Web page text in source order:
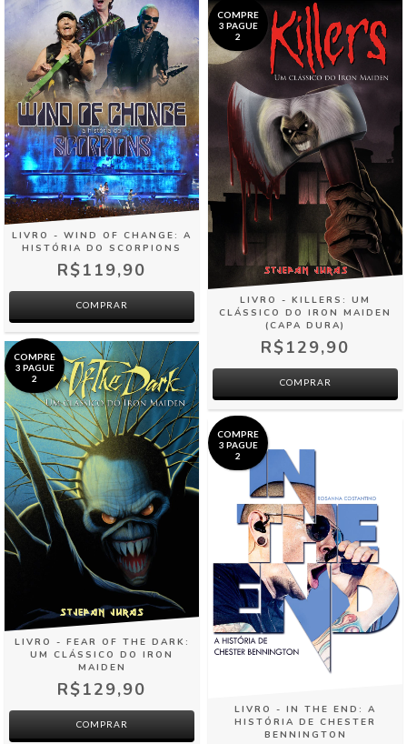
LIVRO - WIND OF CHANGE: A
HISTÓRIA DO SCORPIONS
R$119,90
COMPRAR
COMPRE
3 PAGUE
2
LIVRO - KILLERS: UM
CLÁSSICO DO IRON MAIDEN
(CAPA DURA)
R$129,90
COMPRE
3 PAGUE
2
LIVRO - FEAR OF THE DARK:
UM CLÁSSICO DO IRON
MAIDEN
R$129,90
COMPRE
3 PAGUE
2
LIVRO - IN THE END: A
HISTÓRIA DE CHESTER
BENNINGTON